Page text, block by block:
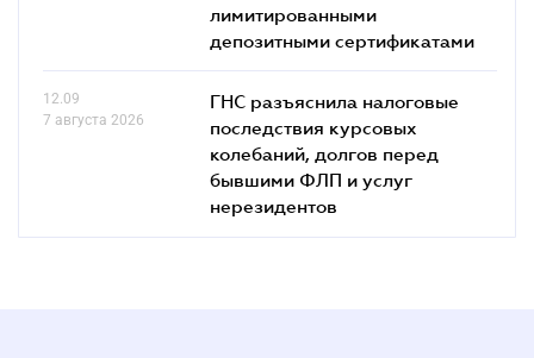
лимитированными
депозитными сертификатами
12.09
7 августа 2026
ГНС разъяснила налоговые
последствия курсовых
колебаний, долгов перед
бывшими ФЛП и услуг
нерезидентов